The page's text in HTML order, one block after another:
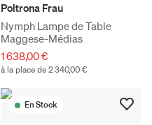
Poltrona Frau
Nymph Lampe de Table
Maggese-Médias
1 638,00 €
à la place de 2 340,00 €
En Stock